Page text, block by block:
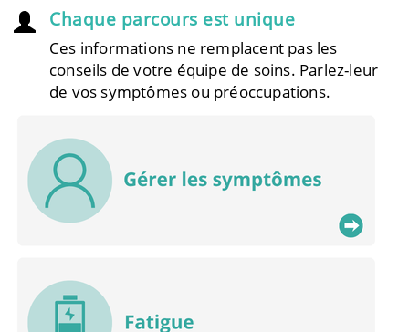
Chaque parcours est unique
Ces informations ne remplacent pas les
conseils de votre équipe de soins. Parlez-leur
de vos symptômes ou préoccupations.